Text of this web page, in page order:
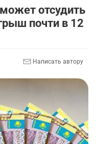
отсудить
почти в 12
Написать автору